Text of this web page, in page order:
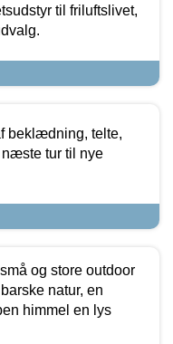
til friluftslivet,
beklædning, telte,
tur til nye
og store outdoor
natur, en
himmel en lys